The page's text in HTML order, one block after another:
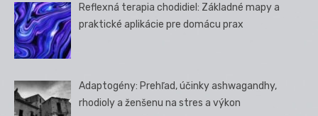
Reflexná terapia chodidiel: Základné mapy a
praktické aplikácie pre domácu prax
Adaptogény: Prehľad, účinky ashwagandhy,
rhodioly a ženšenu na stres a výkon